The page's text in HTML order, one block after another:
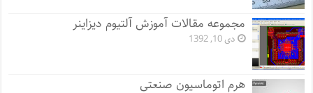
مجموعه مقالات آموزش آلتیوم دیزاینر
دی 10, 1392
هرم اتوماسیون صنعتی